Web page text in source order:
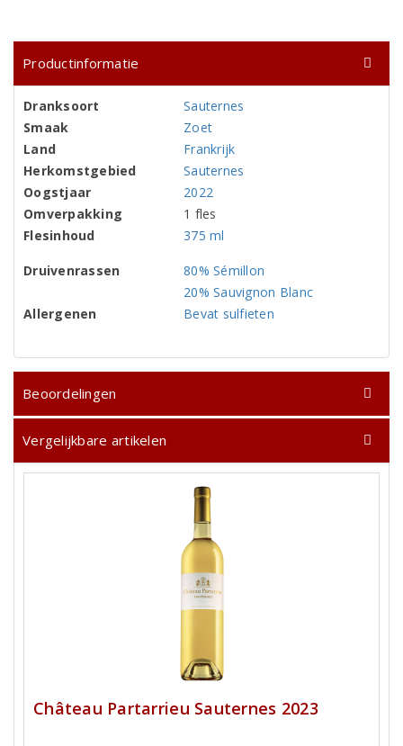
Productinformatie
Dranksoort
Sauternes
Smaak
Zoet
Land
Frankrijk
Herkomstgebied
Sauternes
Oogstjaar
2022
Omverpakking
1 fles
Flesinhoud
375 ml
Druivenrassen
80% Sémillon
20% Sauvignon Blanc
Allergenen
Bevat sulfieten
Beoordelingen
Vergelijkbare artikelen
Château Partarrieu Sauternes 2023